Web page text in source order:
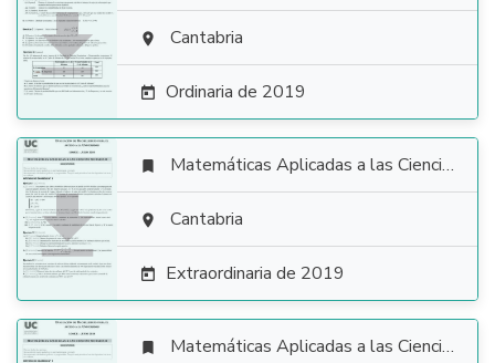
  Cantabria
 Ordinaria de 2019

 Matemáticas Aplicadas a las Ciencias Sociales
 Cantabria
 Extraordinaria de 2019
 Matemáticas Aplicadas a las Ciencias Sociales